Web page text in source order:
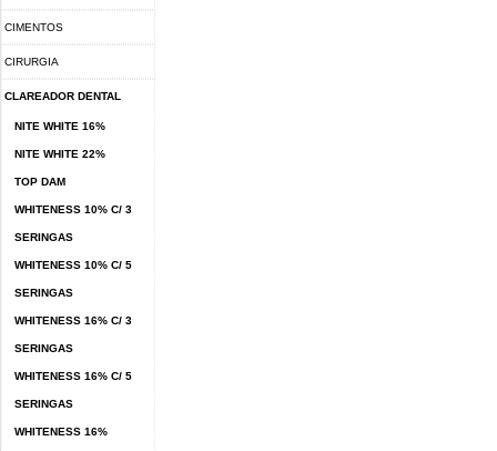
CIMENTOS
CIRURGIA
CLAREADOR DENTAL
NITE WHITE 16%
NITE WHITE 22%
TOP DAM
WHITENESS 10% C/ 3
SERINGAS
WHITENESS 10% C/ 5
SERINGAS
WHITENESS 16% C/ 3
SERINGAS
WHITENESS 16% C/ 5
SERINGAS
WHITENESS 16%